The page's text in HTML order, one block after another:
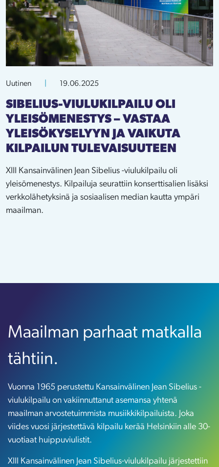
Uutinen 19.06.2025
SIBELIUS-VIULUKILPAILU OLI
YLEISÖMENESTYS – VASTAA
YLEISÖKYSELYYN JA VAIKUTA
KILPAILUN TULEVAISUUTEEN
XIII Kansainvälinen Jean Sibelius -viulukilpailu oli
yleisömenestys. Kilpailuja seurattiin konserttisalien lisäksi
verkkolähetyksinä ja sosiaalisen median kautta ympäri
maailman.
Maailman parhaat matkalla
tähtiin.
Vuonna 1965 perustettu Kansainvälinen Jean Sibelius -
viulukilpailu on vakiinnuttanut asemansa yhtenä
maailman arvostetuimmista musiikkikilpailuista. Joka
viides vuosi järjestettävä kilpailu kerää Helsinkiin alle 30-
vuotiaat huippuviulistit.
XIII Kansainvälinen Jean Sibelius-viulukilpailu järjestettiin